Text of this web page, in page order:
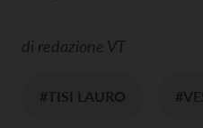
di redazione VT
#TISI LAURO